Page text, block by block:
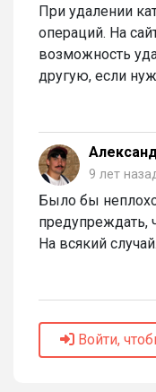
При удалении
операций. На
возможность
другую, если
9 лет
Было бы
предупреждать,
На всякий случай.
Войти,